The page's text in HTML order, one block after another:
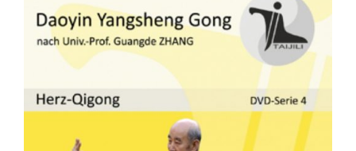
Fachbücher
Poster, Karten, Medien
Sonstiges